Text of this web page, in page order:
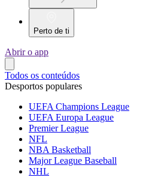
Perto de ti
Abrir o app
Todos os conteúdos
Desportos populares
UEFA Champions League
UEFA Europa League
Premier League
NFL
NBA Basketball
Major League Baseball
NHL